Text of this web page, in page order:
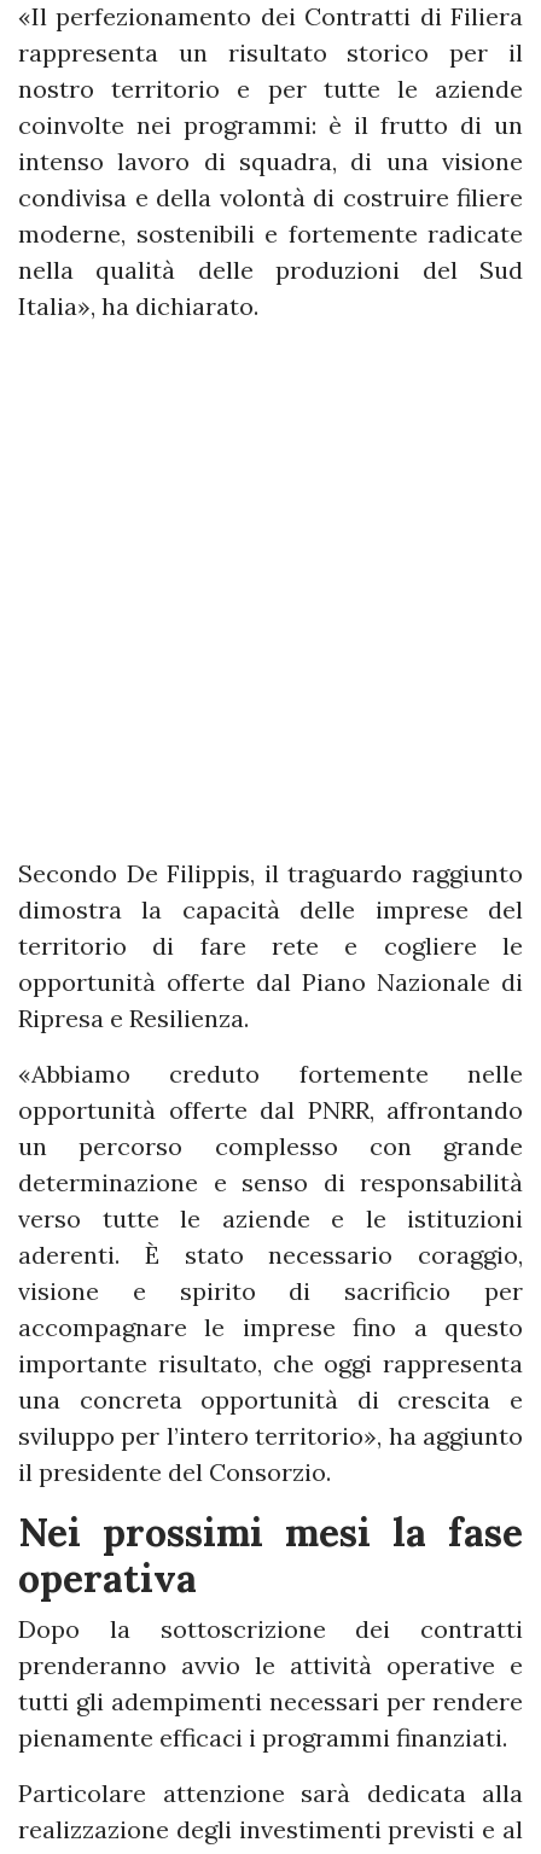
«Il perfezionamento dei Contratti di Filiera
rappresenta un risultato storico per il
nostro territorio e per tutte le aziende
coinvolte nei programmi: è il frutto di un
intenso lavoro di squadra, di una visione
condivisa e della volontà di costruire filiere
moderne, sostenibili e fortemente radicate
nella qualità delle produzioni del Sud
Italia», ha dichiarato.
Secondo De Filippis, il traguardo raggiunto
dimostra la capacità delle imprese del
territorio di fare rete e cogliere le
opportunità offerte dal Piano Nazionale di
Ripresa e Resilienza.
«Abbiamo creduto fortemente nelle
opportunità offerte dal PNRR, affrontando
un percorso complesso con grande
determinazione e senso di responsabilità
verso tutte le aziende e le istituzioni
aderenti. È stato necessario coraggio,
visione e spirito di sacrificio per
accompagnare le imprese fino a questo
importante risultato, che oggi rappresenta
una concreta opportunità di crescita e
sviluppo per l’intero territorio», ha aggiunto
il presidente del Consorzio.
Nei prossimi mesi la fase
operativa
Dopo la sottoscrizione dei contratti
prenderanno avvio le attività operative e
tutti gli adempimenti necessari per rendere
pienamente efficaci i programmi finanziati.
Particolare attenzione sarà dedicata alla
realizzazione degli investimenti previsti e al